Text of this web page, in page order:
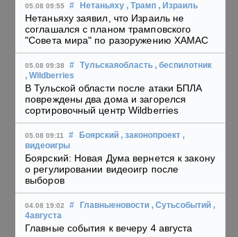
05.08 09:55 # Нетаньяху , Трамп , Израиль
Нетаньяху заявил, что Израиль не
соглашался с планом трамповского
"Совета мира" по разоружению ХАМАС
05.08 09:38 # Тульскаяобласть , беспилотник
, Wildberries
В Тульской области после атаки БПЛА
повреждены два дома и загорелся
сортировочный центр Wildberries
05.08 09:11 # Боярский , законопроект ,
видеоигры
Боярский: Новая Дума вернется к закону
о регулировании видеоигр после
выборов
04.08 19:02 # Главныеновости , Сутьсобытий ,
4августа
Главные события к вечеру 4 августа